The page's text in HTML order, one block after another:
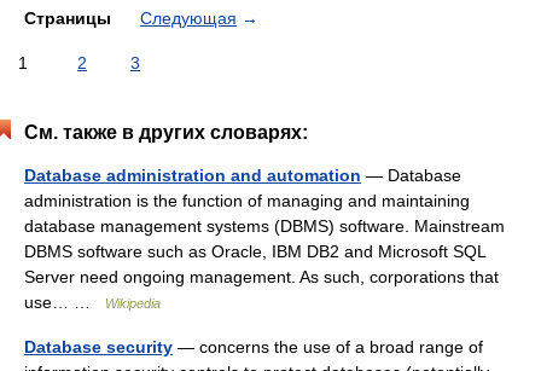
Страницы Следующая →
1 2 3
См. также в других словарях:
Database administration and automation — Database
administration is the function of managing and maintaining
database management systems (DBMS) software. Mainstream
DBMS software such as Oracle, IBM DB2 and Microsoft SQL
Server need ongoing management. As such, corporations that
use… …
Wikipedia
Database security — concerns the use of a broad range of